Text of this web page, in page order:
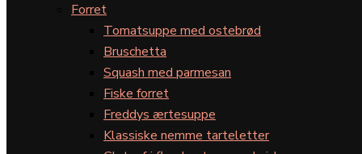
Forret
Tomatsuppe med ostebrød
Bruschetta
Squash med parmesan
Fiske forret
Freddys ærtesuppe
Klassiske nemme tarteletter